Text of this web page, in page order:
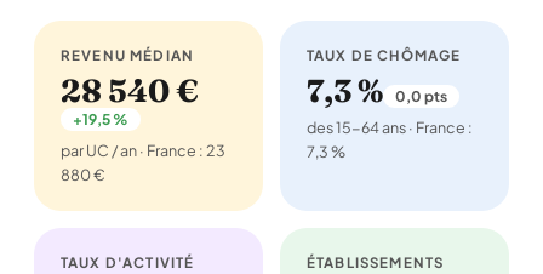
REVENU MÉDIAN
28 540 €
+19,5 %
par UC / an · France : 23
880 €
TAUX DE CHÔMAGE
7,3 % 0,0 pts
des 15-64 ans · France :
7,3 %
TAUX D'ACTIVITÉ
ÉTABLISSEMENTS